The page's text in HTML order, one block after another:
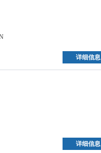
详细信息
详细信息